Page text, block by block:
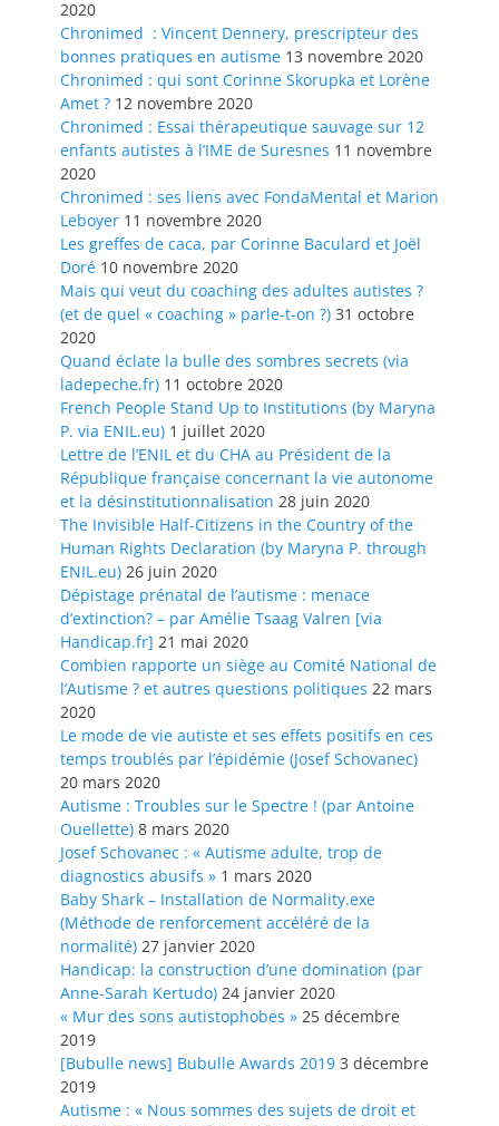
2020
Chronimed : Vincent Dennery, prescripteur des
bonnes pratiques en autisme 13 novembre 2020
Chronimed : qui sont Corinne Skorupka et Lorène
Amet ? 12 novembre 2020
Chronimed : Essai thérapeutique sauvage sur 12
enfants autistes à l’IME de Suresnes 11 novembre
2020
Chronimed : ses liens avec FondaMental et Marion
Leboyer 11 novembre 2020
Les greffes de caca, par Corinne Baculard et Joël
Doré 10 novembre 2020
Mais qui veut du coaching des adultes autistes ?
(et de quel « coaching » parle-t-on ?) 31 octobre
2020
Quand éclate la bulle des sombres secrets (via
ladepeche.fr) 11 octobre 2020
French People Stand Up to Institutions (by Maryna
P. via ENIL.eu) 1 juillet 2020
Lettre de l’ENIL et du CHA au Président de la
République française concernant la vie autonome
et la désinstitutionnalisation 28 juin 2020
The Invisible Half-Citizens in the Country of the
Human Rights Declaration (by Maryna P. through
ENIL.eu) 26 juin 2020
Dépistage prénatal de l’autisme : menace
d’extinction? – par Amélie Tsaag Valren [via
Handicap.fr] 21 mai 2020
Combien rapporte un siège au Comité National de
l’Autisme ? et autres questions politiques 22 mars
2020
Le mode de vie autiste et ses effets positifs en ces
temps troublés par l’épidémie (Josef Schovanec)
20 mars 2020
Autisme : Troubles sur le Spectre ! (par Antoine
Ouellette) 8 mars 2020
Josef Schovanec : « Autisme adulte, trop de
diagnostics abusifs » 1 mars 2020
Baby Shark – Installation de Normality.exe
(Méthode de renforcement accéléré de la
normalité) 27 janvier 2020
Handicap: la construction d’une domination (par
Anne-Sarah Kertudo) 24 janvier 2020
« Mur des sons autistophobes » 25 décembre
2019
[Bubulle news] Bubulle Awards 2019 3 décembre
2019
Autisme : « Nous sommes des sujets de droit et